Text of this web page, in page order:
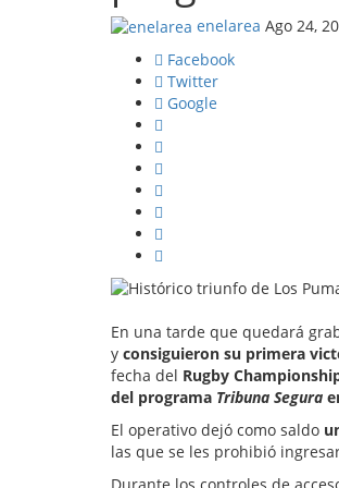
enelarea Ago 24,
Facebook
Twitter
Google
En una tarde que quedará
y consiguieron su primera
fecha del Rugby
del programa Tribuna Segura
El operativo dejó como saldo
las que se les prohibió